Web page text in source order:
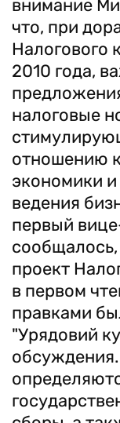
внимание
что, при
Налогового
2010 года,
налоговые
отношению
экономики и
ведения
первый
проект
в первом
правками
"Урядовий